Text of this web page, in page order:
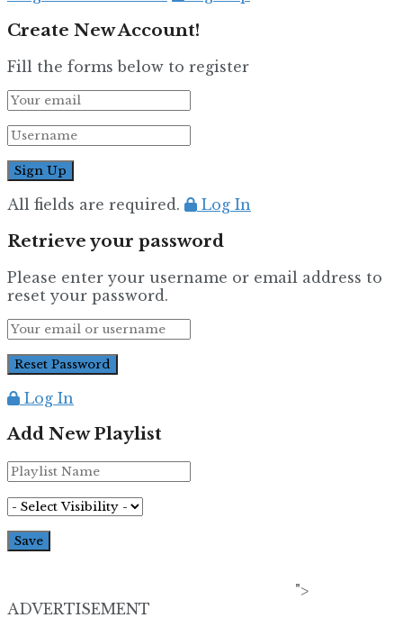
Create New Account!
Fill the forms below to register
All fields are required. Log In
Retrieve your password
Please enter your username or email address to
reset your password.
Log In
Add New Playlist
">
ADVERTISEMENT